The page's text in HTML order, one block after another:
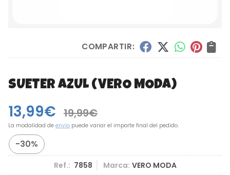
COMPARTIR:
SUETER AZUL (VERO MODA)
13,99€ 19,99€
La modalidad de envío puede variar el importe final del pedido.
-30%
Ref.: 7858 Marca: VERO MODA